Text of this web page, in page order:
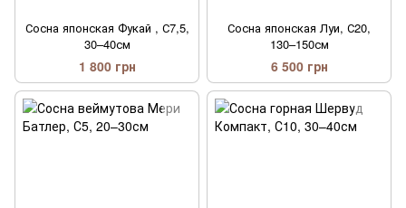
Сосна японская Фукай ​​​​​​​, С7,5,
30–40см
1 800 грн
Сосна японская Луи​, С20,
130–150см
6 500 грн